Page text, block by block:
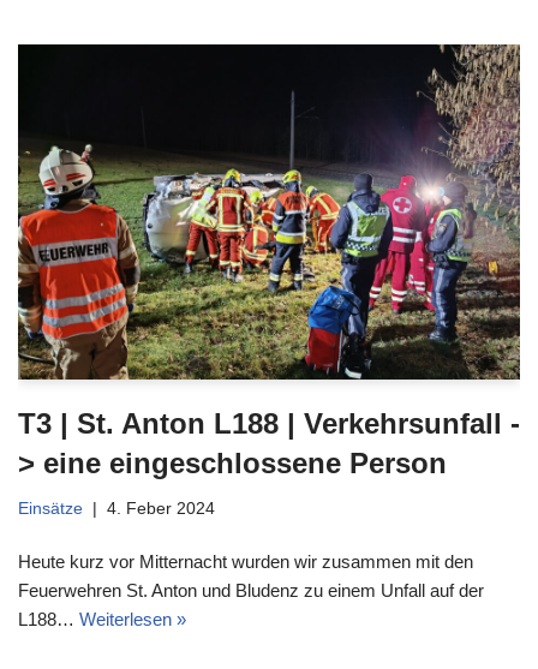
T3 | St. Anton L188 | Verkehrsunfall -
> eine eingeschlossene Person
Einsätze 4. Feber 2024
Heute kurz vor Mitternacht wurden wir zusammen mit den
Feuerwehren St. Anton und Bludenz zu einem Unfall auf der
L188… Weiterlesen »